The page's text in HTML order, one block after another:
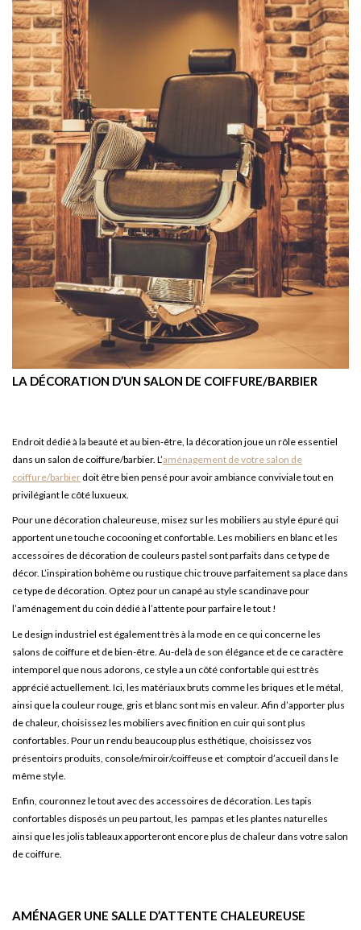
LA DÉCORATION D’UN SALON DE COIFFURE/BARBIER
Endroit dédié à la beauté et au bien-être, la décoration joue un rôle essentiel
dans un salon de coiffure/barbier. L’aménagement de votre salon de
coiffure/barbier doit être bien pensé pour avoir ambiance conviviale tout en
privilégiant le côté luxueux.
Pour une décoration chaleureuse, misez sur les mobiliers au style épuré qui
apportent une touche cocooning et confortable. Les mobiliers en blanc et les
accessoires de décoration de couleurs pastel sont parfaits dans ce type de
décor. L’inspiration bohème ou rustique chic trouve parfaitement sa place dans
ce type de décoration. Optez pour un canapé au style scandinave pour
l’aménagement du coin dédié à l’attente pour parfaire le tout !
Le design industriel est également très à la mode en ce qui concerne les
salons de coiffure et de bien-être. Au-delà de son élégance et de ce caractère
intemporel que nous adorons, ce style a un côté confortable qui est très
apprécié actuellement. Ici, les matériaux bruts comme les briques et le métal,
ainsi que la couleur rouge, gris et blanc sont mis en valeur. Afin d’apporter plus
de chaleur, choisissez les mobiliers avec finition en cuir qui sont plus
confortables. Pour un rendu beaucoup plus esthétique, choisissez vos
présentoirs produits, console/miroir/coiffeuse et comptoir d’accueil dans le
même style.
Enfin, couronnez le tout avec des accessoires de décoration. Les tapis
confortables disposés un peu partout, les pampas et les plantes naturelles
ainsi que les jolis tableaux apporteront encore plus de chaleur dans votre salon
de coiffure.
AMÉNAGER UNE SALLE D’ATTENTE CHALEUREUSE